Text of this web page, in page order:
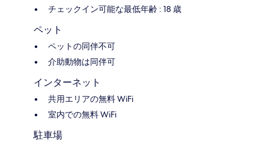
チェックイン可能な最低年齢 : 18 歳
ペット
ペットの同伴不可
介助動物は同伴可
インターネット
共用エリアの無料 WiFi
室内での無料 WiFi
駐車場